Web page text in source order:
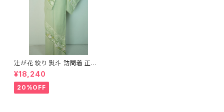
辻が花 絞り 熨斗 訪問着 正絹
黄緑 パステルグリーン 603
¥18,240
20%OFF